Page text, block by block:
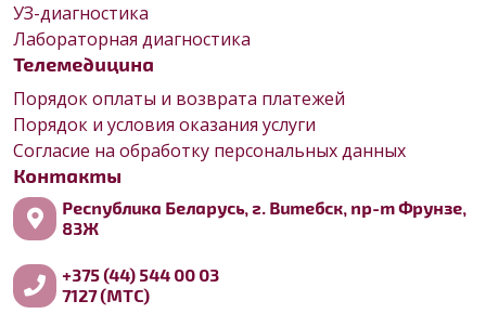
УЗ-диагностика
Лабораторная диагностика
Телемедицина
Порядок оплаты и возврата платежей
Порядок и условия оказания услуги
Согласие на обработку персональных данных
Контакты
Республика Беларусь, г. Витебск, пр-т Фрунзе,
83Ж
+375 (44) 544 00 03
7127 (МТС)